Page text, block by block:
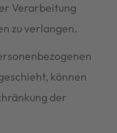
Verarbeitung
zu verlangen.
können
der